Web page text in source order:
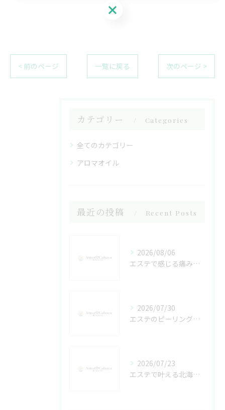
< 前のページ 一覧に戻る 次のページ >
カテゴリー Categories
全てのカテゴリー
アロマオイル
最近の投稿 Recent Posts
2026/08/06
エステで感じる痛みや千葉県富里市君津市の安心施術を体験前に知るためのガイド
2026/07/30
エステのピーリング効果で肌質改善や毛穴ケアはどこまで実感できる？皮膚科との違いや種類も徹底解説
2026/07/23
エステで叶える北海道と千葉県富里市松戸市の極上癒しと美肌体験
予約はこちら